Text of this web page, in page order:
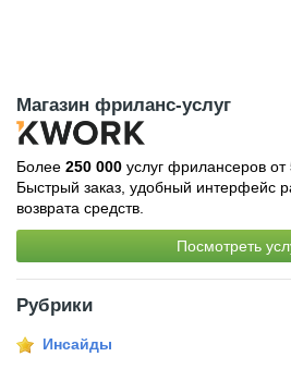
Магазин фриланс-услуг
Более 250 000 услуг фрилансеров от
Быстрый заказ, удобный интерфейс
возврата средств.
Посмотреть
Рубрики
Инсайды